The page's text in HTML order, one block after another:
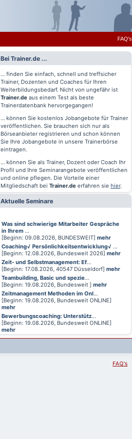
FAQ's
Bei Trainer.de ...
... finden Sie einfach, schnell und treffsicher
Trainer, Dozenten und Coaches für Ihren
Weiterbildungsbedarf. Nicht von ungefähr ist
Trainer.de aus einem Test als beste
Trainerdatenbank hervorgegangen!
... können Sie kostenlos Jobangebote für Trainer
veröffentlichen. Sie brauchen sich nur als
Börseanbieter registrieren und schon können
Sie Ihre Jobangebote in unsere Trainerbörse
eintragen.
... können Sie als Trainer, Dozent oder Coach Ihr
Profil und Ihre Seminarangebote veröffentlichen
und online pflegen. Die Vorteile einer
Mitgliedschaft bei Trainer.de erfahren sie hier.
Aktuelle Seminare
Was sind schwierige Mitarbeiter Gespräche
in Ihrem ...
[Beginn: 09.08.2026, BUNDESWEIT] mehr
Coaching√ Persönlichkeitsentwicklung√ ...
[Beginn: 12.08.2026, Bundesweit 2026] mehr
Zeit- und Selbstmanagement: Ef...
[Beginn: 17.08.2026, 40547 Düsseldorf] mehr
Teambuilding, Basic und spezie...
[Beginn: 19.08.2026, Bundesweit ] mehr
Zeitmanagement Methoden im Onl...
[Beginn: 19.08.2026, Bundesweit ONLINE]
mehr
Bewerbungscoaching: Unterstütz...
[Beginn: 19.08.2026, Bundesweit ONLINE]
mehr
FAQ's